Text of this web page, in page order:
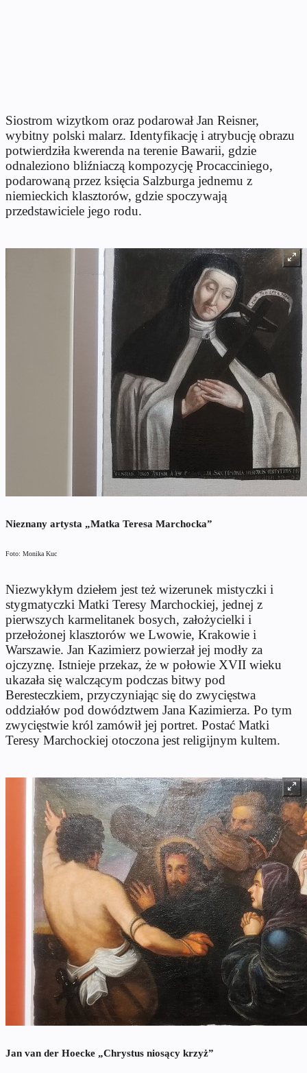
Siostrom wizytkom oraz podarował Jan Reisner,
wybitny polski malarz. Identyfikację i atrybucję obrazu
potwierdziła kwerenda na terenie Bawarii, gdzie
odnaleziono bliźniaczą kompozycję Procacciniego,
podarowaną przez księcia Salzburga jednemu z
niemieckich klasztorów, gdzie spoczywają
przedstawiciele jego rodu.
Nieznany artysta „Matka Teresa Marchocka”
Foto: Monika Kuc
Niezwykłym dziełem jest też wizerunek mistyczki i
stygmatyczki Matki Teresy Marchockiej, jednej z
pierwszych karmelitanek bosych, założycielki i
przełożonej klasztorów we Lwowie, Krakowie i
Warszawie. Jan Kazimierz powierzał jej modły za
ojczyznę. Istnieje przekaz, że w połowie XVII wieku
ukazała się walczącym podczas bitwy pod
Beresteczkiem, przyczyniając się do zwycięstwa
oddziałów pod dowództwem Jana Kazimierza. Po tym
zwycięstwie król zamówił jej portret. Postać Matki
Teresy Marchockiej otoczona jest religijnym kultem.
Jan van der Hoecke „Chrystus niosący krzyż”